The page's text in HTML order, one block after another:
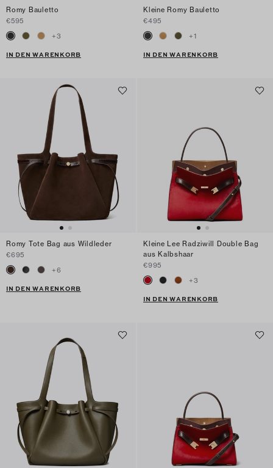
Romy Bauletto
€595
+3
IN DEN WARENKORB
Kleine Romy Bauletto
€495
+1
IN DEN WARENKORB
Romy Tote Bag aus Wildleder
€695
+6
IN DEN WARENKORB
Kleine Lee Radziwill Double Bag
aus Kalbshaar
€995
+3
IN DEN WARENKORB